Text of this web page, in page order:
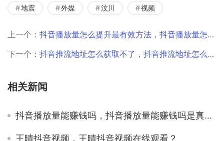
地震 外媒 汶川 视频
上一个： 抖音播放量怎么提升最有效方法，抖音播放量怎么提升最有效方法视频？
下一个： 抖音推流地址怎么获取不了，抖音推流地址怎么获取不了呢？
相关新闻
抖音播放量能赚钱吗，抖音播放量能赚钱吗是真的吗？
王晴抖音视频，王晴抖音视频在线观看？